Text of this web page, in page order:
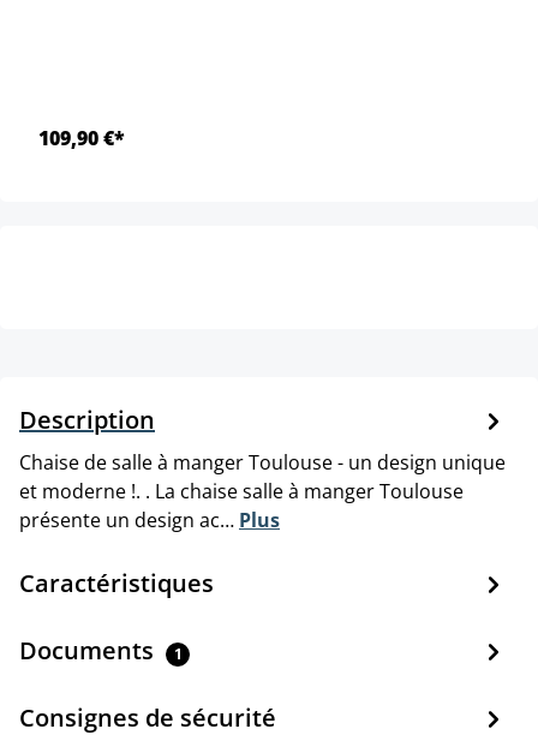
109,90 €*
Description
Chaise de salle à manger Toulouse - un design unique
et moderne !. . La chaise salle à manger Toulouse
présente un design ac… Plus
Caractéristiques
Documents 1
Consignes de sécurité